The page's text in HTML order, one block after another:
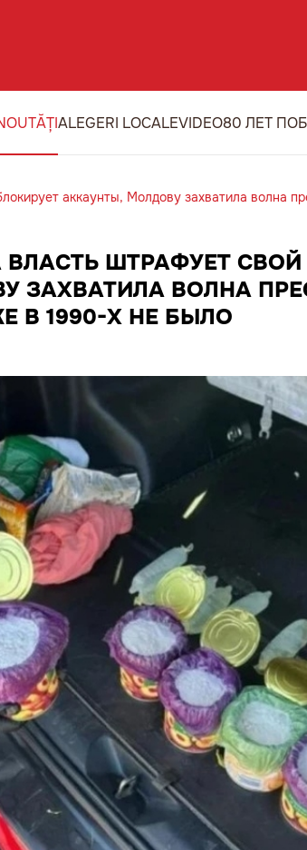
ALEGERI LOCALEVIDEO80 ЛЕТ
аккаунты, Молдову захватила волна
ШТРАФУЕТ
ЗАХВАТИЛА ВОЛНА
В 1990-Х НЕ БЫЛО